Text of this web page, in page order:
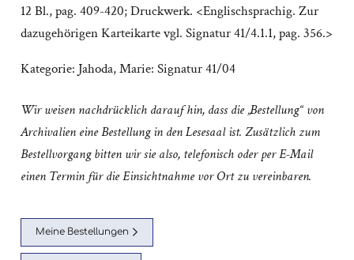
12 Bl., pag. 409-420; Druckwerk. <Englischsprachig. Zur
dazugehörigen Karteikarte vgl. Signatur 41/4.1.1, pag. 356.>
Kategorie: Jahoda, Marie: Signatur 41/04
Wir weisen nachdrücklich darauf hin, dass die „Bestellung“ von
Archivalien eine Bestellung in den Lesesaal ist. Zusätzlich zum
Bestellvorgang bitten wir sie also, telefonisch oder per E-Mail
einen Termin für die Einsichtnahme vor Ort zu vereinbaren.
Meine Bestellungen